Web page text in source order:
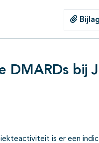
DMARDs bij
is er een